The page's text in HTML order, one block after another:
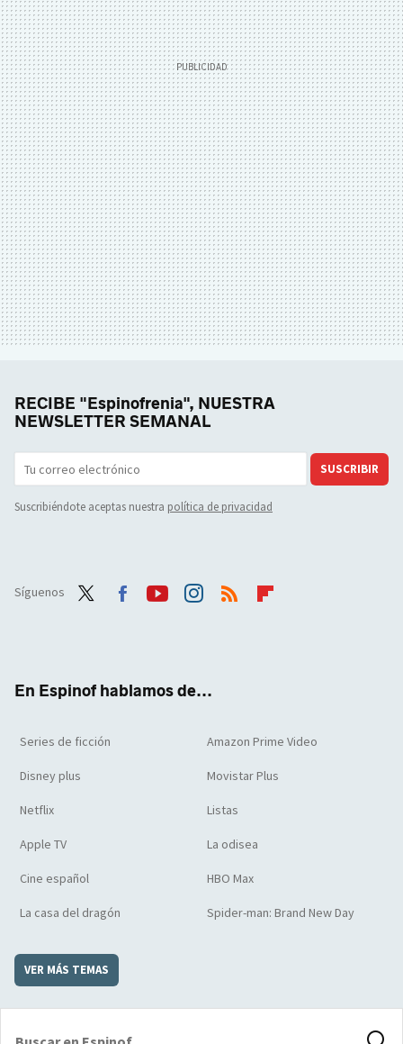
RECIBE "Espinofrenia", NUESTRA
NEWSLETTER SEMANAL
SUSCRIBIR
Suscribiéndote aceptas nuestra política de privacidad
Síguenos
En Espinof hablamos de...
Series de ficción Amazon Prime Video
Disney plus Movistar Plus
Netflix Listas
Apple TV La odisea
Cine español HBO Max
La casa del dragón Spider-man: Brand New Day
VER MÁS TEMAS